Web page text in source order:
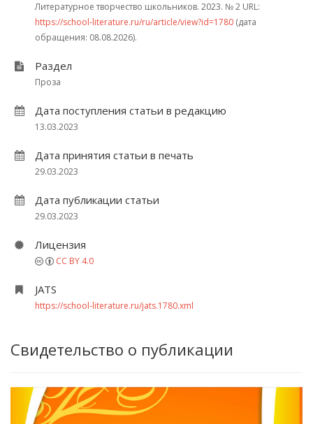
Литературное творчество школьников. 2023. № 2 URL:
https://school-literature.ru/ru/article/view?id=1780 (дата
обращения: 08.08.2026).
Раздел
Проза
Дата поступления статьи в редакцию
13.03.2023
Дата принятия статьи в печать
29.03.2023
Дата публикации статьи
29.03.2023
Лицензия
CC BY 4.0
JATS
https://school-literature.ru/jats.1780.xml
Свидетельство о публикации